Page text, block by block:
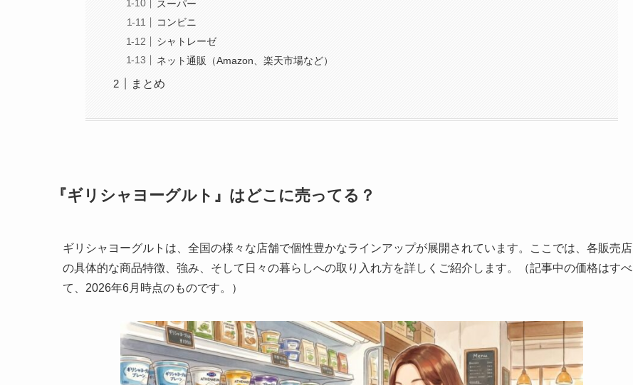
スーパー
コンビニ
シャトレーゼ
ネット通販（Amazon、楽天市場など）
まとめ
『ギリシャヨーグルト』はどこに売ってる？
ギリシャヨーグルトは、全国の様々な店舗で個性豊かなラインアップが展開されています。ここでは、各販売店
の具体的な商品特徴、強み、そして日々の暮らしへの取り入れ方を詳しくご紹介します。（記事中の価格はすべ
て、2026年6月時点のものです。）